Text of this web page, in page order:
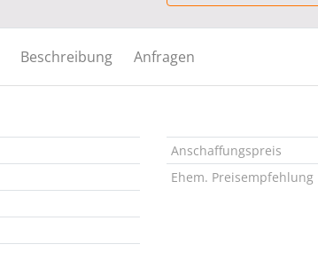
Beschreibung Anfragen
Anschaffungspreis
Ehem. Preisempfehlung